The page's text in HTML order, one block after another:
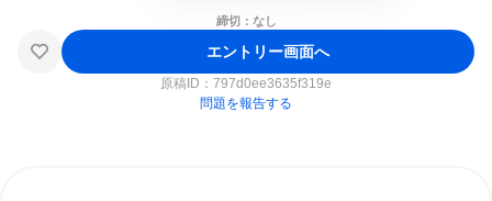
締切：なし
エントリー画面へ
原稿ID： 797d0ee3635f319e
問題を報告する